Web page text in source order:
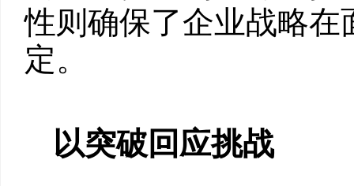
性则确保了企业战略
定。
以突破回应挑战